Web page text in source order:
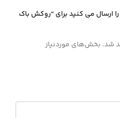
ارسال می کنید برای “روکش باک
شد. بخش‌های موردنیاز